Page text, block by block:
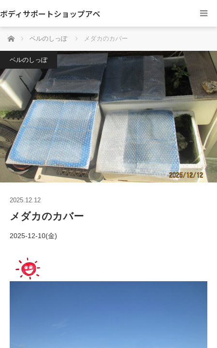
ボディサポートショップアベ
ホーム ベルのしっぽ メダカのカバー
ベルのしっぽ
2025.12.12
メダカのカバー
2025-12-10(金)